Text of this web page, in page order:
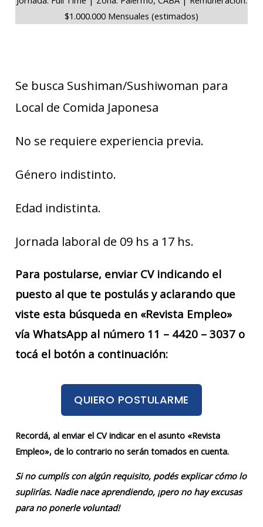
$1.000.000 Mensuales (estimados)
Se busca Sushiman/Sushiwoman para
Local de Comida Japonesa
No se requiere experiencia previa.
Género indistinto.
Edad indistinta.
Jornada laboral de 09 hs a 17 hs.
Para postularse, enviar CV indicando el
puesto al que te postulás y aclarando que
viste esta búsqueda en «Revista Empleo»
vía WhatsApp al número 11 – 4420 – 3037 o
tocá el botón a continuación:
QUIERO POSTULARME
Recordá, al enviar el CV indicar en el asunto «Revista
Empleo», de lo contrario no serán tomados en cuenta.
Si no cumplís con algún requisito, podés explicar cómo lo
suplirías. Nadie nace aprendiendo, ¡pero no hay excusas
para no ponerle voluntad!